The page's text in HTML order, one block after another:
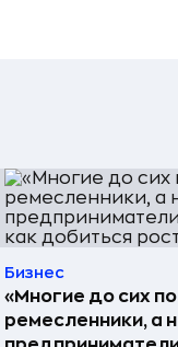
Бизнес
«Многие до сих
ремесленники, а